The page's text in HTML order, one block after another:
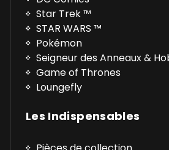
Star Trek ™
STAR WARS ™
Pokémon
Seigneur des Anneaux &
Game of Thrones
Loungefly
Les Indispensables